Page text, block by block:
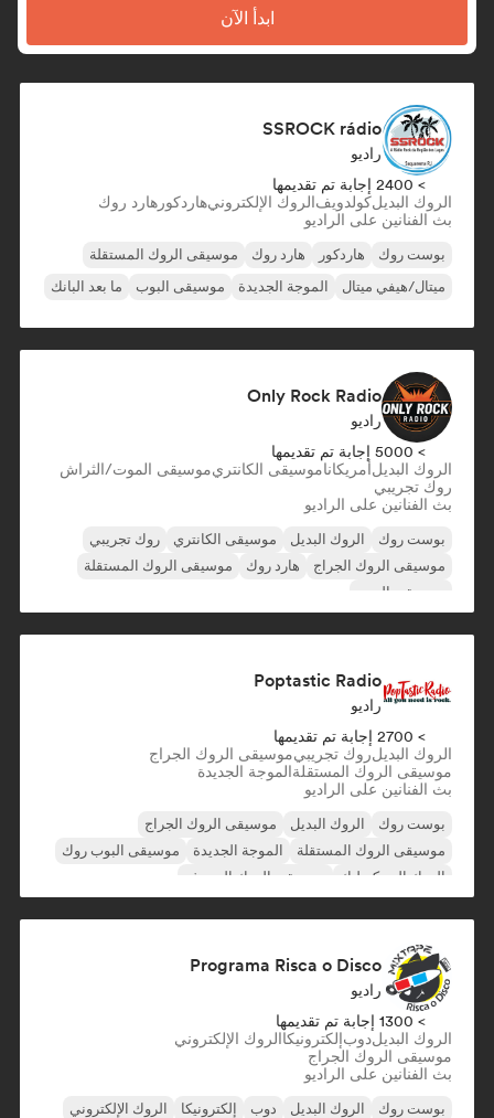
ابدأ الآن
SSROCK rádio
راديو
> 2400 إجابة تم تقديمها
الروك البديلكولدويفالروك الإلكترونيهاردكور هارد روك
بث الفنانين على الراديو
بوست روك هاردكور هارد روك
موسيقى الروك المستقلة
ميتال/هيفي ميتال
الموجة الجديدة موسيقى البوب ما بعد البانك
Only Rock Radio
راديو
> 5000 إجابة تم تقديمها
الروك البديلأمريكاناموسيقى الكانتريموسيقى الموت/الثراش
روك تجريبي
بث الفنانين على الراديو
بوست روك الروك البديل موسيقى الكانتري
روك تجريبي
موسيقى الروك الجراج
هارد روك
موسيقى الروك المستقلة
موسيقى البوب
Poptastic Radio
راديو
> 2700 إجابة تم تقديمها
الروك البديلروك تجريبيموسيقى الروك الجراج
موسيقى الروك المستقلةالموجة الجديدة
بث الفنانين على الراديو
بوست روك الروك البديل
موسيقى الروك الجراج
موسيقى الروك المستقلة
الموجة الجديدة
موسيقى البوب روك
الروك السيكديليك
موسيقى الروك السيرف
Programa Risca o Disco
راديو
> 1300 إجابة تم تقديمها
الروك البديلدوبإلكترونيكاالروك الإلكتروني
موسيقى الروك الجراج
بث الفنانين على الراديو
بوست روك الروك البديل دوب إلكترونيكا
الروك الإلكتروني